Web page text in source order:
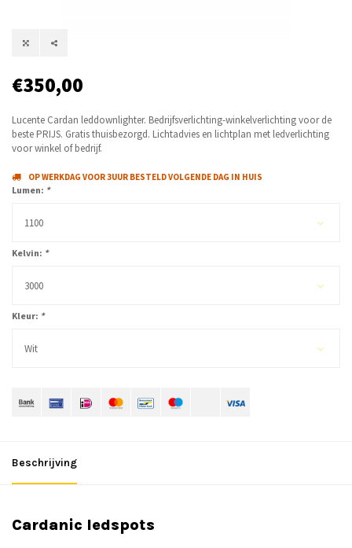
€350,00
Lucente Cardan leddownlighter. Bedrijfsverlichting-winkelverlichting voor de
beste PRIJS. Gratis thuisbezorgd. Lichtadvies en lichtplan met ledverlichting
voor winkel of bedrijf.
OP WERKDAG VOOR 3UUR BESTELD VOLGENDE DAG IN HUIS
Lumen: *
1100
Kelvin: *
3000
Kleur: *
Wit
Beschrijving
Cardanic ledspots